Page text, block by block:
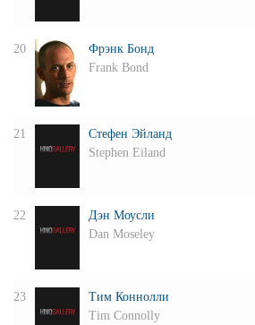
20
Фрэнк Бонд
Frank Bond
21
Стефен Эйланд
Stephen Eiland
22
Дэн Моусли
Dan Moseley
23
Тим Коннолли
Tim Connolly